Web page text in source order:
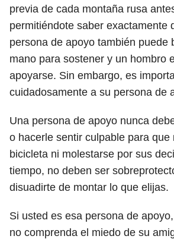
previa de cada montaña rusa
permitiéndote saber exactamente
persona de apoyo también puede
mano para sostener y un hombro
apoyarse. Sin embargo, es
cuidadosamente a su persona de
Una persona de apoyo nunca
o hacerle sentir culpable para que
bicicleta ni molestarse por sus
tiempo, no deben ser
disuadirte de montar lo que elijas.
Si usted es esa persona de
no comprenda el miedo de su